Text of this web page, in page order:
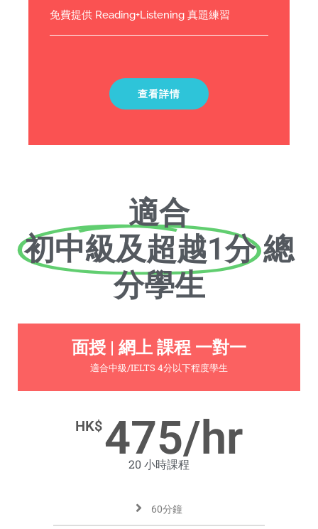
免費提供 Reading+Listening 真題練習
查看詳情
適合
初中級及超越1分 總
分學生
面授 | 網上 課程 一對一
適合中級/IELTS 4分以下程度學生
HK$475/hr
20 小時課程
60分鐘